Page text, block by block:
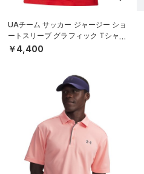
UAチーム サッカー ジャージー ショ
ートスリーブ グラフィック Tシャツ
（サッカー/MEN）
￥4,400